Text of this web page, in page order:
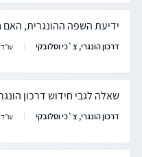
ידיעת השפה ההונגרית, האם
דרכון הונגרי, צ`כי וסלובקי עו"ד
שאלה לגבי חידוש דרכון
דרכון הונגרי, צ`כי וסלובקי עו"ד